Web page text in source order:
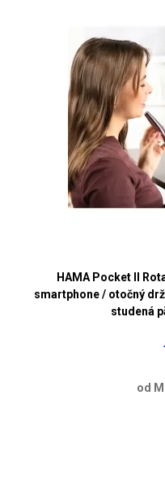
HAMA Pocket II
smartphone / otočný
studená
od